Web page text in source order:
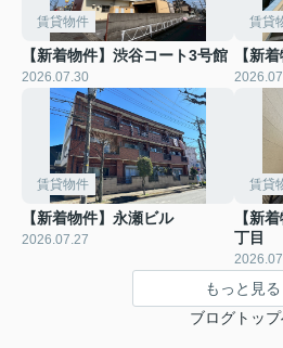
賃貸物件
【新着物件】渋谷コート3号館
2026.07.30
賃貸
【新
賃貸物件
【新着物件】永瀬ビル
2026.07.27
賃貸
【新
丁目
もっと見る
ブログトッ